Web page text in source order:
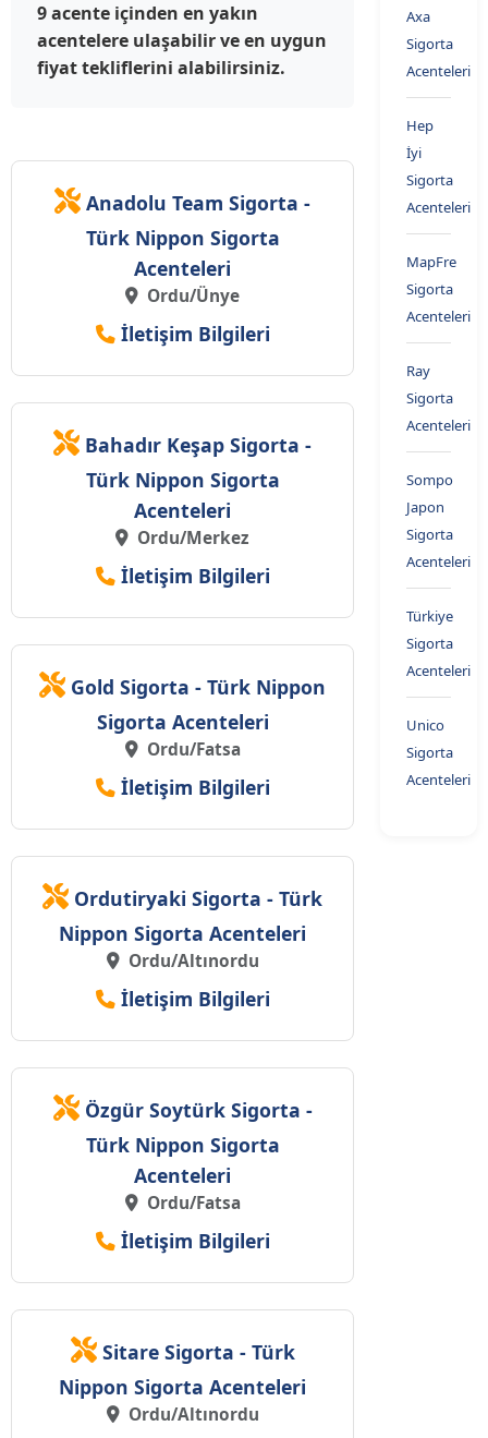
9 acente içinden en yakın
acentelere ulaşabilir ve en uygun
fiyat tekliflerini alabilirsiniz.
Anadolu Team Sigorta -
Türk Nippon Sigorta
Acenteleri
Ordu/Ünye
İletişim Bilgileri
Bahadır Keşap Sigorta -
Türk Nippon Sigorta
Acenteleri
Ordu/Merkez
İletişim Bilgileri
Gold Sigorta - Türk Nippon
Sigorta Acenteleri
Ordu/Fatsa
İletişim Bilgileri
Ordutiryaki Sigorta - Türk
Nippon Sigorta Acenteleri
Ordu/Altınordu
İletişim Bilgileri
Özgür Soytürk Sigorta -
Türk Nippon Sigorta
Acenteleri
Ordu/Fatsa
İletişim Bilgileri
Sitare Sigorta - Türk
Nippon Sigorta Acenteleri
Ordu/Altınordu
Axa
Sigorta
Acenteleri
Hep
İyi
Sigorta
Acenteleri
MapFre
Sigorta
Acenteleri
Ray
Sigorta
Acenteleri
Sompo
Japon
Sigorta
Acenteleri
Türkiye
Sigorta
Acenteleri
Unico
Sigorta
Acenteleri